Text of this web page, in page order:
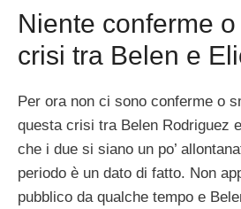
Niente conferme
crisi tra Belen e
Per ora non ci sono conferme o
questa crisi tra Belen Rodriguez
che i due si siano un po’
periodo è un dato di fatto. Non
pubblico da qualche tempo e